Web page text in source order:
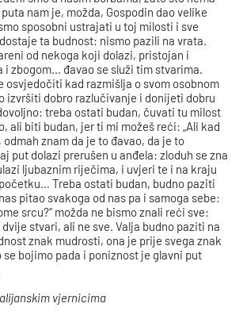
puta nam je, možda, Gospodin dao velike
sposobni ustrajati u toj milosti i sve
ta budnost: nismo pazili na vrata.
od nekoga koji dolazi, pristojan i
i zbogom… đavao se služi tim stvarima.
osvjedočiti kad razmišlja o svom osobnom
izvršiti dobro razlučivanje i donijeti dobru
treba ostati budan, čuvati tu milost
ali biti budan, jer ti mi možeš reći: „Ali kad
znam da je to đavao, da je to
put dolazi prerušen u anđela: zloduh se zna
ljubaznim riječima, i uvjeri te i na kraju
Treba ostati budan, budno paziti
pitao svakoga od nas pa i samoga sebe:
srcu?“ možda ne bismo znali reći sve:
stvari, ali ne sve. Valja budno paziti na
znak mudrosti, ona je prije svega znak
bojimo pada i poniznost je glavni put
vjernicima